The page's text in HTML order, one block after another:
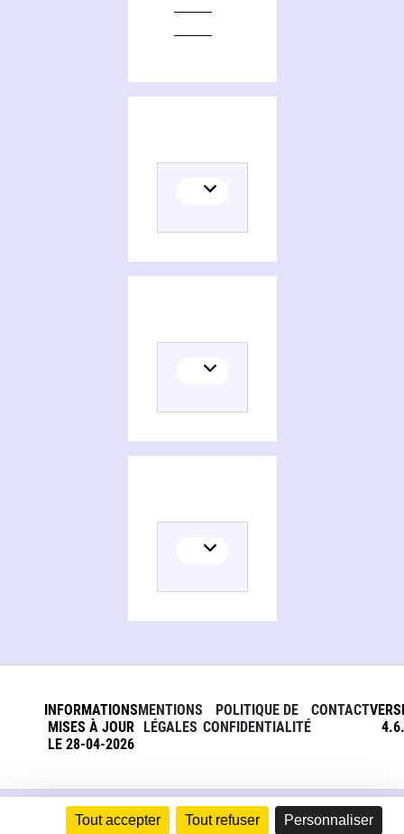
Tout accepter Tout refuser Personnaliser
INFORMATIONS
MISES À JOUR
LE 28-04-2026
MENTIONS
LÉGALES
POLITIQUE DE
CONFIDENTIALITÉ
CONTACT